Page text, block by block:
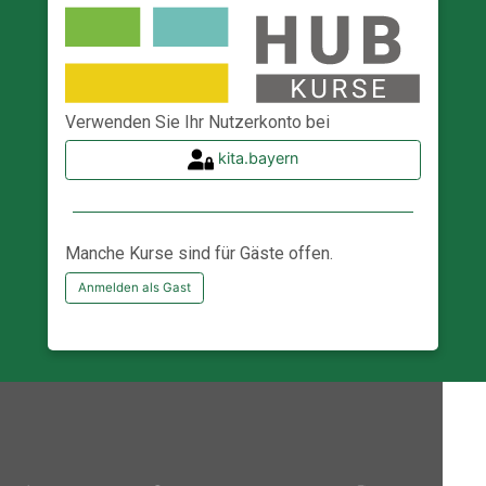
Verwenden Sie Ihr Nutzerkonto bei
kita.bayern
Manche Kurse sind für Gäste offen.
Anmelden als Gast